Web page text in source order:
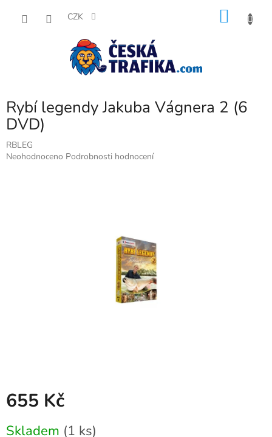
CZK
Rybí legendy Jakuba Vágnera 2 (6
DVD)
RBLEG
Průměrné
Neohodnoceno Podrobnosti hodnocení
655 Kč
cena:
Skladem (1 ks)